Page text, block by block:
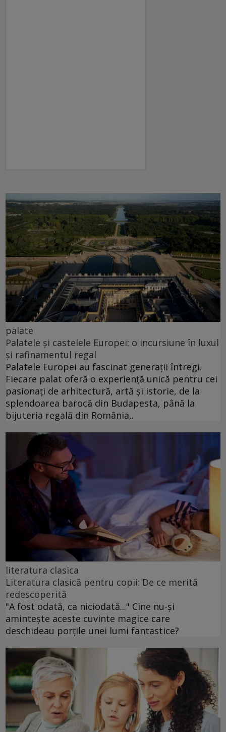
palate
Palatele și castelele Europei: o incursiune în luxul
și rafinamentul regal
Palatele Europei au fascinat generații întregi.
Fiecare palat oferă o experiență unică pentru cei
pasionați de arhitectură, artă și istorie, de la
splendoarea barocă din Budapesta, până la
bijuteria regală din România,.
literatura clasica
Literatura clasică pentru copii: De ce merită
redescoperită
"A fost odată, ca niciodată..." Cine nu-și
amintește aceste cuvinte magice care
deschideau porțile unei lumi fantastice?